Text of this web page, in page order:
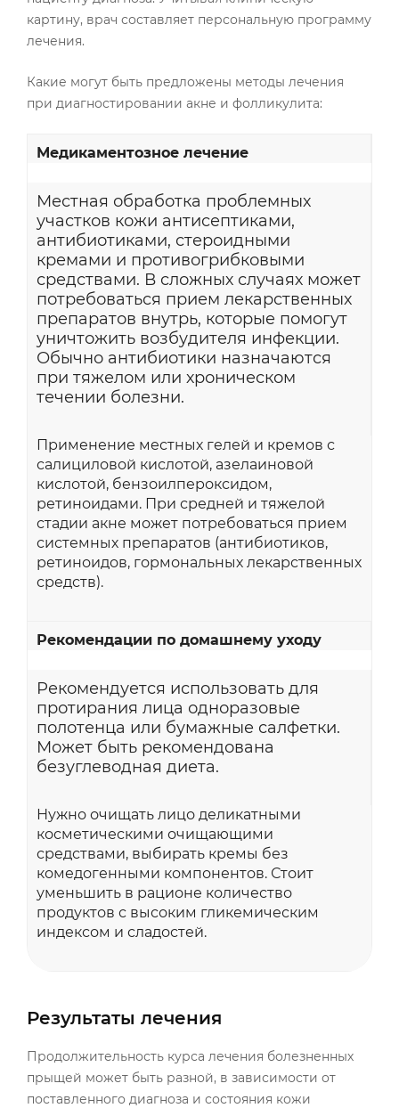
картину, врач составляет персональную программу
лечения.
Какие могут быть предложены методы лечения
при диагностировании акне и фолликулита:
Медикаментозное лечение
Местная обработка проблемных
участков кожи антисептиками,
антибиотиками, стероидными
кремами и противогрибковыми
средствами. В сложных случаях может
потребоваться прием лекарственных
препаратов внутрь, которые помогут
уничтожить возбудителя инфекции.
Обычно антибиотики назначаются
при тяжелом или хроническом
течении болезни.
Применение местных гелей и кремов с
салициловой кислотой, азелаиновой
кислотой, бензоилпероксидом,
ретиноидами. При средней и тяжелой
стадии акне может потребоваться прием
системных препаратов (антибиотиков,
ретиноидов, гормональных лекарственных
средств).
Рекомендации по домашнему уходу
Рекомендуется использовать для
протирания лица одноразовые
полотенца или бумажные салфетки.
Может быть рекомендована
безуглеводная диета.
Нужно очищать лицо деликатными
косметическими очищающими
средствами, выбирать кремы без
комедогенными компонентов. Стоит
уменьшить в рационе количество
продуктов с высоким гликемическим
индексом и сладостей.
Результаты лечения
Продолжительность курса лечения болезненных
прыщей может быть разной, в зависимости от
поставленного диагноза и состояния кожи